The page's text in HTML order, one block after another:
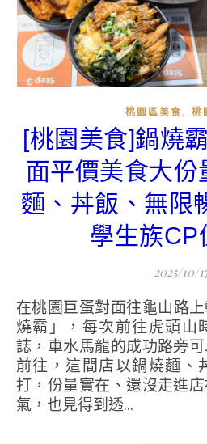
桃園區美食 , 桃
[桃園美食]鍋燒
面平價美食大份
麵、丼飯、無限
學生族CP
2025/10/
在桃園巨蛋對面往龜山路上轉角有間顯眼的「鍋
燒霸」，每次前往虎頭山
誌，車水馬龍的成功路旁
前往，這間店以鍋燒麵、
打，份量實在、還沒走進
氣，也見得到透...